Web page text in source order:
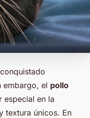
embargo, el pollo
especial en la
textura únicos. En